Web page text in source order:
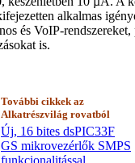
alkalmas
és VoIP-
is.
További cikkek az
Alkatrészvilág rovatból
Új, 16 bites dsPIC33F
GS mikrovezérlők SMPS
funkcionalitással